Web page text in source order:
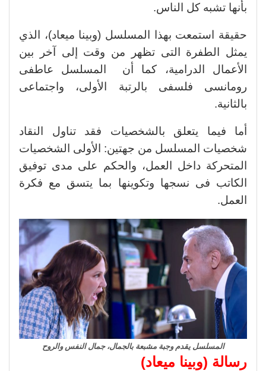
بأنها تشبه كل الناس.
حقيقة استمعت بهذا المسلسل (وبينا ميعاد)، الذي
يمثل الطفرة التى تظهر من وقت إلى آخر بين
الأعمال الدرامية، كما أن المسلسل عاطفى
رومانسى فلسفى بالرتبة الأولى، واجتماعى
بالثانية.
أما فيما يتعلق بالشخصيات فقد تناول النقاد
شخصيات المسلسل من جهتين: الأولى الشخصيات
المتحركة داخل العمل، والحكم على مدى توفيق
الكاتب فى نسجها وتكوينها بما يتسق مع فكرة
العمل.
المسلسل يقدم وجبة مشبعة بالجمال، جمال النفس والروح
رسالة (وبينا ميعاد)